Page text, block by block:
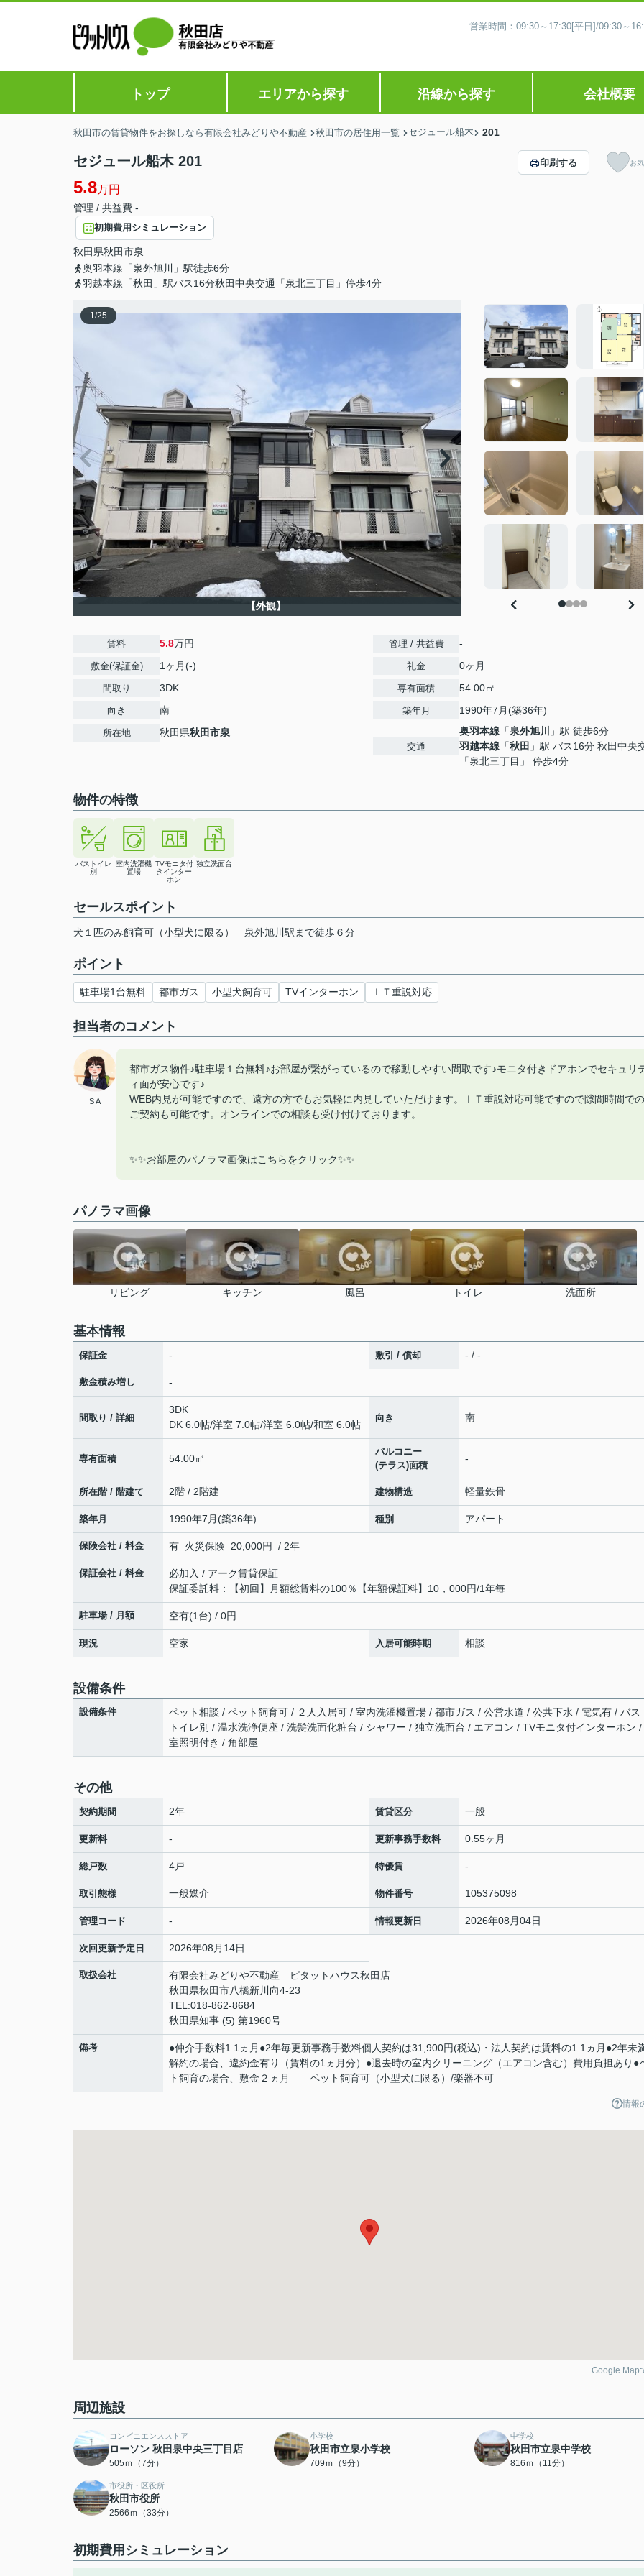
営業時間：09:30～17:30[平日]/09:30～
トップ エリアから探す 沿線から探す 会社概要
秋田市の賃貸物件をお探しなら有限会社みどりや不動産 秋田市の居住用一覧 セジュール船木 201
セジュール船木 201
5.8万円
管理 / 共益費 -
初期費用シミュレーション
秋田県秋田市泉
奥羽本線「泉外旭川」駅徒歩6分
羽越本線「秋田」駅バス16分秋田中央交通「泉北三丁目」停歩4分
印刷する お
1/25
【外観】
賃料 5.8万円
敷金(保証金) 1ヶ月(-)
間取り 3DK
向き 南
所在地 秋田県秋田市泉
管理 / 共益費 -
礼金 0ヶ月
専有面積 54.00㎡
築年月 1990年7月(築36年)
交通
奥羽本線 「泉外旭川
」駅 徒歩6分
羽越本線 「秋田 」駅 バス16分 秋田中央
「泉北三丁目」 停歩4分
物件の特徴
バストイレ
別
室内洗濯機
置場
TVモニタ付
きインター
ホン
独立洗面台
セールスポイント
犬１匹のみ飼育可（小型犬に限る） 泉外旭川駅まで徒歩６分
ポイント
駐車場1台無料 都市ガス 小型犬飼育可 TVインターホン ＩＴ重説対応
担当者のコメント
S A
都市ガス物件♪駐車場１台無料♪お部屋が繋がっているので移動しやすい間取です♪モニタ付きドアホンでセキュリ
ィ面が安心です♪
WEB内見が可能ですので、遠方の方でもお気軽に内見していただけます。ＩＴ重説対応可能ですので隙間時間での
ご契約も可能です。オンラインでの相談も受け付けております。
✨✨お部屋のパノラマ画像はこちらをクリック✨✨
パノラマ画像
リビング キッチン 風呂 トイレ 洗面所
基本情報
保証金 - 敷引 / 償却 - / -
敷金積み増し -
間取り / 詳細
3DK
DK 6.0帖/洋室 7.0帖/洋室 6.0帖/和室 6.0帖
向き 南
専有面積 54.00㎡
バルコニー
(テラス)面積
-
所在階 / 階建て 2階 / 2階建 建物構造 軽量鉄骨
築年月 1990年7月(築36年) 種別 アパート
保険会社 / 料金 有 火災保険 20,000円 / 2年
保証会社 / 料金
必加入 / アーク賃貸保証
保証委託料：【初回】月額総賃料の100％【年額保証料】10，000円/1年毎
駐車場 / 月額 空有(1台) / 0円
現況 空家 入居可能時期 相談
設備条件
設備条件
ペット相談 / ペット飼育可 / ２人入居可 / 室内洗濯機置場 / 都市ガス / 公営水道 / 公共下水 / 電気有 / バス
トイレ別 / 温水洗浄便座 / 洗髪洗面化粧台 / シャワー / 独立洗面台 / エアコン / TVモニタ付インターホン /
室照明付き / 角部屋
その他
契約期間 2年 賃貸区分 一般
更新料 - 更新事務手数料 0.55ヶ月
総戸数 4戸 特優賃 -
取引態様 一般媒介 物件番号 105375098
管理コード - 情報更新日 2026年08月04日
次回更新予定日 2026年08月14日
取扱会社
有限会社みどりや不動産 ピタットハウス秋田店
秋田県秋田市八橋新川向4-23
TEL:018-862-8684
秋田県知事 (5) 第1960号
備考
●仲介手数料1.1ヵ月●2年毎更新事務手数料個人契約は31,900円(税込)・法人契約は賃料の1.1ヵ月●2年未
解約の場合、違約金有り（賃料の1ヵ月分）●退去時の室内クリーニング（エアコン含む）費用負担あり●
ト飼育の場合、敷金２ヵ月 ペット飼育可（小型犬に限る）/楽器不可
情報
Google Map
周辺施設
コンビニエンスストア
ローソン 秋田泉中央三丁目店
505ｍ（7分）
小学校
秋田市立泉小学校
709ｍ（9分）
中学校
秋田市立泉中学校
816ｍ（11分）
市役所・区役所
秋田市役所
2566ｍ（33分）
初期費用シミュレーション